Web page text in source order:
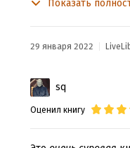
всегда
устойчивым и
Любопытно здесь,
мутируемость
тем самым как бы
вот другим
И несмотря ни на
знают, при всем
Показать
29 января 2022
sq
Оценил книгу